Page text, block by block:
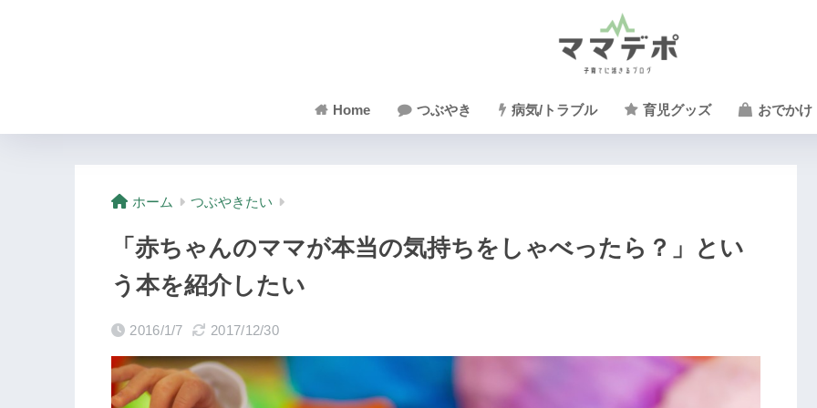
Home つぶやき 病気/トラブル 育児グッズ おでかけ
ホーム つぶやきたい
「赤ちゃんのママが本当の気持ちをしゃべったら？」とい
う本を紹介したい
2016/1/7 2017/12/30